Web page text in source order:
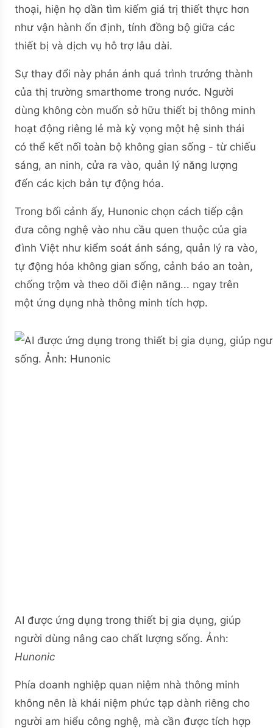
thoại, hiện họ dần tìm kiếm giá trị thiết thực hơn
như vận hành ổn định, tính đồng bộ giữa các
thiết bị và dịch vụ hỗ trợ lâu dài.
Sự thay đổi này phản ánh quá trình trưởng thành
của thị trường smarthome trong nước. Người
dùng không còn muốn sở hữu thiết bị thông minh
hoạt động riêng lẻ mà kỳ vọng một hệ sinh thái
có thể kết nối toàn bộ không gian sống - từ chiếu
sáng, an ninh, cửa ra vào, quản lý năng lượng
đến các kịch bản tự động hóa.
Trong bối cảnh ấy, Hunonic chọn cách tiếp cận
đưa công nghệ vào nhu cầu quen thuộc của gia
đình Việt như kiểm soát ánh sáng, quản lý ra vào,
tự động hóa không gian sống, cảnh báo an toàn,
chống trộm và theo dõi điện năng... ngay trên
một ứng dụng nhà thông minh tích hợp.
AI được ứng dụng trong thiết bị gia dụng, giúp
người dùng nâng cao chất lượng sống. Ảnh:
Hunonic
Phía doanh nghiệp quan niệm nhà thông minh
không nên là khái niệm phức tạp dành riêng cho
người am hiểu công nghệ, mà cần được tích hợp